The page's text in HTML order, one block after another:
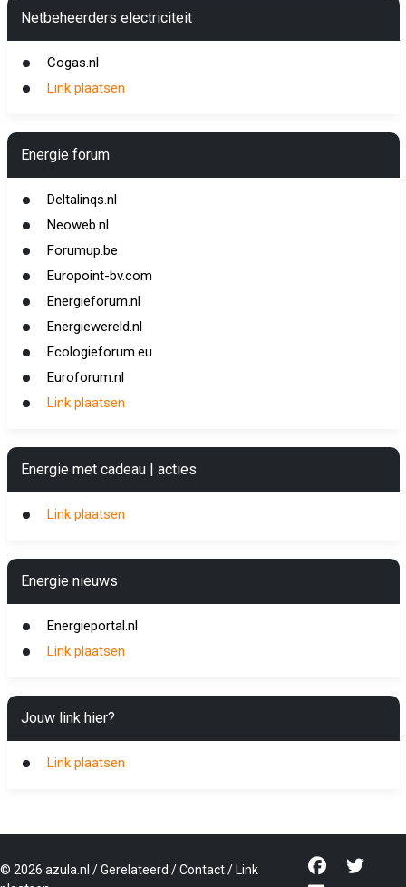
Netbeheerders electriciteit
Cogas.nl
Link plaatsen
Energie forum
Deltalinqs.nl
Neoweb.nl
Forumup.be
Europoint-bv.com
Energieforum.nl
Energiewereld.nl
Ecologieforum.eu
Euroforum.nl
Link plaatsen
Energie met cadeau | acties
Link plaatsen
Energie nieuws
Energieportal.nl
Link plaatsen
Jouw link hier?
Link plaatsen
© 2026 azula.nl /Gerelateerd /Contact/ Link